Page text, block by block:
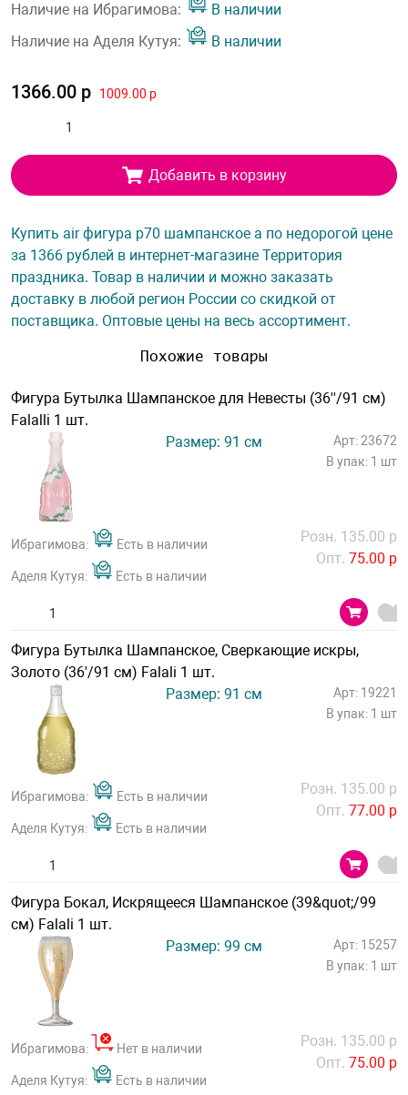
Наличие на Ибрагимова:
В наличии
Наличие на Аделя Кутуя:
В наличии
1366.00 р 1009.00 р
Добавить в корзину
Купить air фигура p70 шампанское а по недорогой цене
за 1366 рублей в интернет-магазине Территория
праздника. Товар в наличии и можно заказать
доставку в любой регион России со скидкой от
поставщика. Оптовые цены на весь ассортимент.
Похожие товары
Фигура Бутылка Шампанское для Невесты (36''/91 см)
Falalli 1 шт.
Размер: 91 см
Арт: 23672
В упак: 1 шт
Ибрагимова: Есть в наличии
Аделя Кутуя: Есть в наличии
Розн. 135.00 р
Опт. 75.00 р
Фигура Бутылка Шампанское, Сверкающие искры,
Золото (36'/91 см) Falali 1 шт.
Размер: 91 см
Арт: 19221
В упак: 1 шт
Ибрагимова: Есть в наличии
Аделя Кутуя: Есть в наличии
Розн. 135.00 р
Опт. 77.00 р
Фигура Бокал, Искрящееся Шампанское (39&quot;/99
см) Falali 1 шт.
Размер: 99 см
Арт: 15257
В упак: 1 шт
Ибрагимова: Нет в наличии
Аделя Кутуя: Есть в наличии
Розн. 135.00 р
Опт. 75.00 р